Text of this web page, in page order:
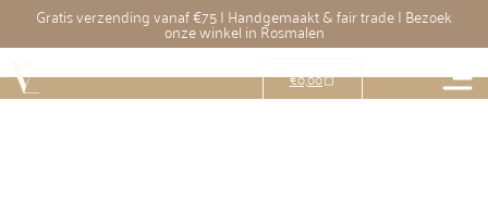
Gratis verzending vanaf €75 | Handgemaakt & fair trade | Bezoek
onze winkel in Rosmalen
€0,00